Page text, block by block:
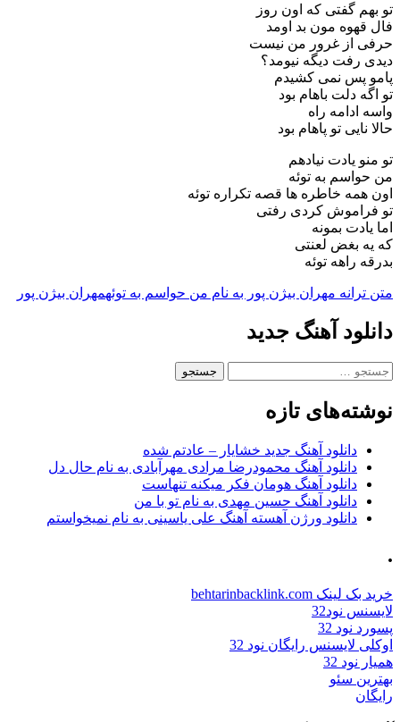
تو بهم گفتی که اون روز
فال قهوه مون بد اومد
حرفی از غرور من نیست
دیدی رفت دیگه نیومد؟
پامو پس نمی کشیدم
تو اگه دلت باهام بود
واسه ادامه راه
حالا نایی تو پاهام بود
تو منو یادت نیادهم
من حواسم به توئه
اون همه خاطره ها قصه تکراره توئه
تو فراموش کردی رفتی
اما یادت بمونه
که یه بغض لعنتی
بدرقه راهه توئه
متن ترانه مهران بیژن پور به نام من حواسم به توئهمهران بیژن پور
دانلود آهنگ جدید
جستجو
نوشته‌های تازه
دانلود آهنگ جدید خشایار – عادتم شده
دانلود آهنگ محمودرضا مرادی مهرآبادی به نام حال دل
دانلود آهنگ هومان فکر میکنه تنهاست
دانلود آهنگ حسین مهدی به نام تو با من
دانلود ورژن آهسته آهنگ علی یاسینی به نام نمیخواستم
.
خرید بک لینک behtarinbacklink.com
لایسنس نود32
پسورد نود 32
اوکلی لایسنس رایگان نود 32
همیار نود 32
بهترین سئو
رایگان